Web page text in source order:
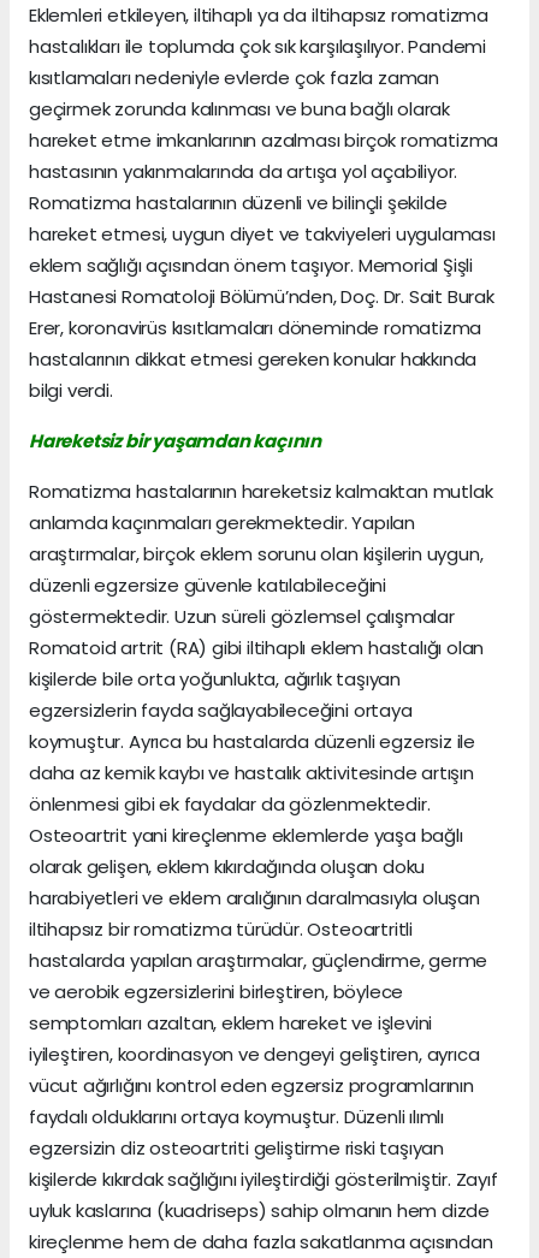
Eklemleri etkileyen, iltihaplı ya da iltihapsız romatizma
hastalıkları ile toplumda çok sık karşılaşılıyor. Pandemi
kısıtlamaları nedeniyle evlerde çok fazla zaman
geçirmek zorunda kalınması ve buna bağlı olarak
hareket etme imkanlarının azalması birçok romatizma
hastasının yakınmalarında da artışa yol açabiliyor.
Romatizma hastalarının düzenli ve bilinçli şekilde
hareket etmesi, uygun diyet ve takviyeleri uygulaması
eklem sağlığı açısından önem taşıyor. Memorial Şişli
Hastanesi Romatoloji Bölümü’nden, Doç. Dr. Sait Burak
Erer, koronavirüs kısıtlamaları döneminde romatizma
hastalarının dikkat etmesi gereken konular hakkında
bilgi verdi.
Hareketsiz bir yaşamdan kaçının
Romatizma hastalarının hareketsiz kalmaktan mutlak
anlamda kaçınmaları gerekmektedir. Yapılan
araştırmalar, birçok eklem sorunu olan kişilerin uygun,
düzenli egzersize güvenle katılabileceğini
göstermektedir. Uzun süreli gözlemsel çalışmalar
Romatoid artrit (RA) gibi iltihaplı eklem hastalığı olan
kişilerde bile orta yoğunlukta, ağırlık taşıyan
egzersizlerin fayda sağlayabileceğini ortaya
koymuştur. Ayrıca bu hastalarda düzenli egzersiz ile
daha az kemik kaybı ve hastalık aktivitesinde artışın
önlenmesi gibi ek faydalar da gözlenmektedir.
Osteoartrit yani kireçlenme eklemlerde yaşa bağlı
olarak gelişen, eklem kıkırdağında oluşan doku
harabiyetleri ve eklem aralığının daralmasıyla oluşan
iltihapsız bir romatizma türüdür. Osteoartritli
hastalarda yapılan araştırmalar, güçlendirme, germe
ve aerobik egzersizlerini birleştiren, böylece
semptomları azaltan, eklem hareket ve işlevini
iyileştiren, koordinasyon ve dengeyi geliştiren, ayrıca
vücut ağırlığını kontrol eden egzersiz programlarının
faydalı olduklarını ortaya koymuştur. Düzenli ılımlı
egzersizin diz osteoartriti geliştirme riski taşıyan
kişilerde kıkırdak sağlığını iyileştirdiği gösterilmiştir. Zayıf
uyluk kaslarına (kuadriseps) sahip olmanın hem dizde
kireçlenme hem de daha fazla sakatlanma açısından